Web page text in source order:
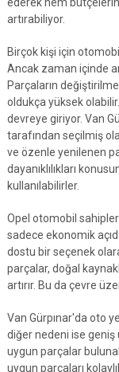
artırabiliyor.
Birçok kişi için
Ancak zaman içinde
Parçaların
oldukça yüksek
devreye giriyor. Van
tarafından seçilmiş
ve özenle yenilenen
dayanıklılıkları
kullanılabilirler.
Opel otomobil
sadece ekonomik
dostu bir seçenek
parçalar, doğal
artırır. Bu da çevre
Van Gürpınar'da oto
diğer nedeni ise
uygun parçalar
uygun parçaları